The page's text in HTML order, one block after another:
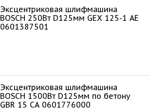
Эксцентриковая шлифмашина
BOSCH 250Bт D125мм GEX 125-1 AE
0601387501
Эксцентриковая шлифмашина
BOSCH 1500Bт D125мм по бетону
GBR 15 CA 0601776000